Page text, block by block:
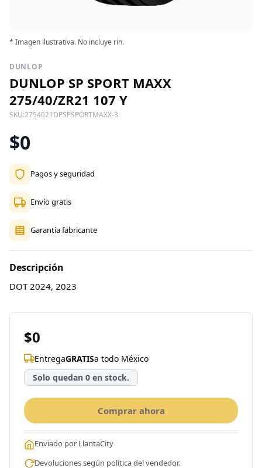
* Imagen ilustrativa. No incluye rin.
DUNLOP
DUNLOP SP SPORT MAXX
275/40/ZR21 107 Y
SKU:2754021DPSPSPORTMAXX-3
$0
Pagos y seguridad
Envío gratis
Garantía fabricante
Descripción
DOT 2024, 2023
$0
EntregaGRATISa todo México
Solo quedan 0 en stock.
Comprar ahora
Enviado por LlantaCity
Devoluciones según política del vendedor.